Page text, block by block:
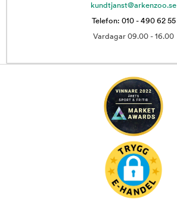
kundtjanst@arkenzoo.se
Telefon: 010 - 490 62 55
Vardagar 09.00 - 16.00